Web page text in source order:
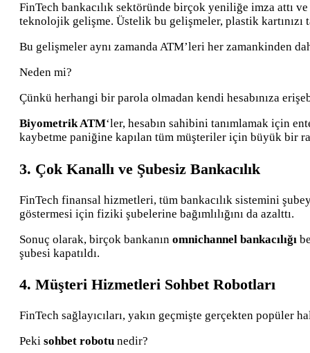
FinTech bankacılık sektöründe birçok yeniliğe imza attı
teknolojik gelişme. Üstelik bu gelişmeler, plastik kartınızı
Bu gelişmeler aynı zamanda ATM’leri her zamankinden
Neden mi?
Çünkü herhangi bir parola olmadan kendi hesabınıza
Biyometrik ATM‘ler, hesabın sahibini tanımlamak için
kaybetme paniğine kapılan tüm müşteriler için büyük bir
3. Çok Kanallı ve Şubesiz Bankacılık
FinTech finansal hizmetleri, tüm bankacılık sistemini
göstermesi için fiziki şubelerine bağımlılığını da azalttı.
Sonuç olarak, birçok bankanın omnichannel bankacılığı
şubesi kapatıldı.
4. Müşteri Hizmetleri Sohbet Robotları
FinTech sağlayıcıları, yakın geçmişte gerçekten popüler
Peki sohbet robotu nedir?